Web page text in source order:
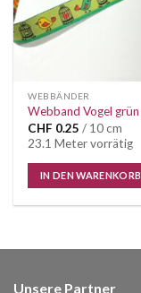
WEBBÄNDER
Webband Vogel grün
CHF 0.25 / 10 cm
23.1 Meter vorrätig
IN DEN WARENKORB
Unsere Partner